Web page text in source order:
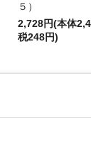
５）
2,728円(本体
税248円)